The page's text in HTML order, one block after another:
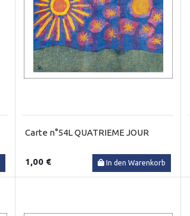
Carte n°54L QUATRIEME JOUR
1,00 € In den Warenkorb